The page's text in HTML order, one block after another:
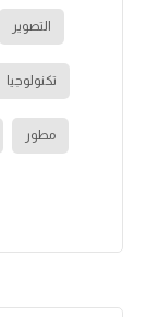
التصوير
تكنولوجيا
مطور